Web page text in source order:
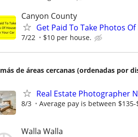
Canyon County
Get Paid To Take Photos
7/22 $10 per house.
más de áreas cercanas (ordenadas por
Real Estate Photographer
8/3 Average pay is between $135-
Walla Walla